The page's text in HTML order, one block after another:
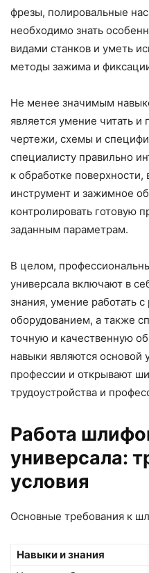
фрезы, полировальные
необходимо знать
видами станков и уметь
методы зажима и
Не менее значимым
является умение читать и
чертежи, схемы и
специалисту правильно
к обработке
инструмент и зажимное
контролировать готовую
заданным параметрам.
В целом,
универсала включают в
знания, умение работать
оборудованием, а также
точную и качественную
навыки являются основой
профессии и открывают
трудоустройства и
Работа
универсала:
условия
Основные требования к
Навыки и знания